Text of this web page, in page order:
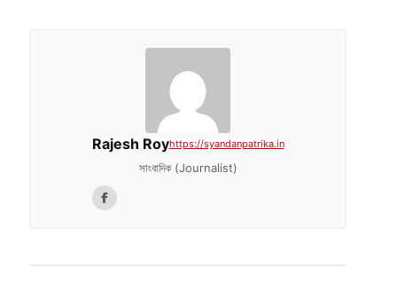
Rajesh Royhttps://syandanpatrika.in
সাংবাদিক (Journalist)